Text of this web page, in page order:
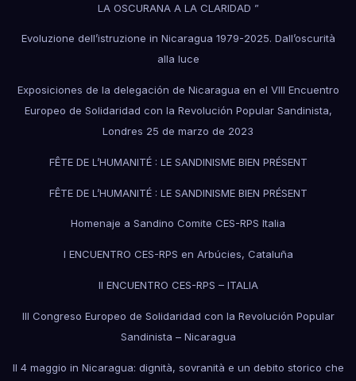
LA OSCURANA A LA CLARIDAD ”
Evoluzione dell’istruzione in Nicaragua 1979-2025. Dall’oscurità
alla luce
Exposiciones de la delegación de Nicaragua en el VIII Encuentro
Europeo de Solidaridad con la Revolución Popular Sandinista,
Londres 25 de marzo de 2023
FÊTE DE L’HUMANITÉ : LE SANDINISME BIEN PRÉSENT
FÊTE DE L’HUMANITÉ : LE SANDINISME BIEN PRÉSENT
Homenaje a Sandino Comite CES-RPS Italia
I ENCUENTRO CES-RPS en Arbúcies, Cataluña
II ENCUENTRO CES-RPS – ITALIA
III Congreso Europeo de Solidaridad con la Revolución Popular
Sandinista – Nicaragua
Il 4 maggio in Nicaragua: dignità, sovranità e un debito storico che